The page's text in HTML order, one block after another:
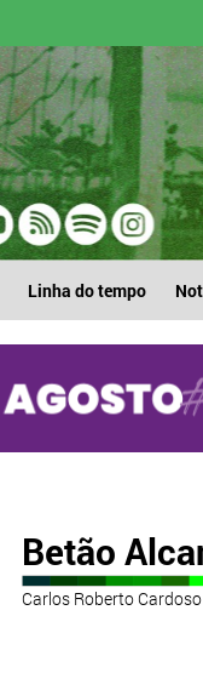
Linha do tempo
Betão
Carlos Roberto